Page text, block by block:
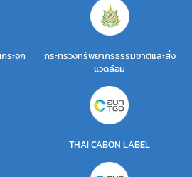
ระจก
กระทรวงทรัพยากรธรรมชาติและสิ่ง
แวดล้อม
THAI CABON LABEL